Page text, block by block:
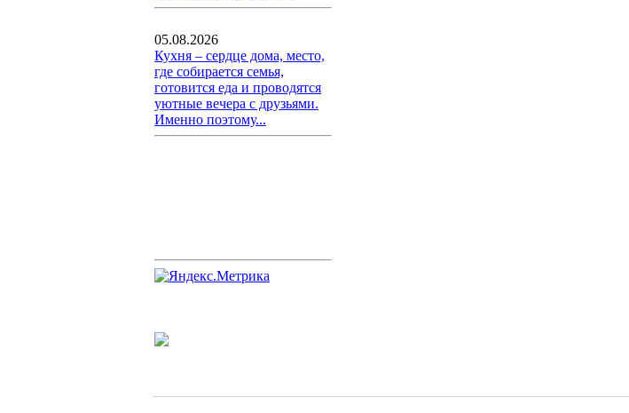
05.08.2026
Кухня – сердце дома, место,
где собирается семья,
готовится еда и проводятся
уютные вечера с друзьями.
Именно поэтому...